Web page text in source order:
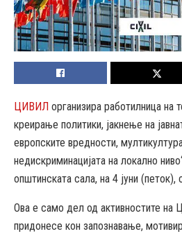
ЦИВИЛ организира работилница на
креирање политики, јакнење на
европските вредности,
недискриминацијата на локално
општинската сала, на 4 јуни (петок),
Ова е само дел од активностите на
придонесе кон запознавање,